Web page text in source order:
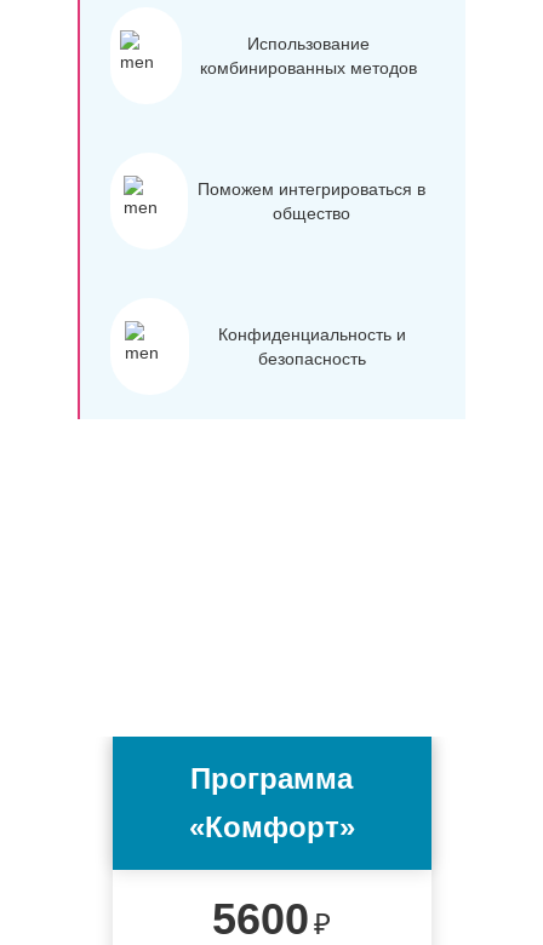
Использование
комбинированных методов
Поможем интегрироваться в
общество
Конфиденциальность и
безопасность
Программа
«Комфорт»
5600₽